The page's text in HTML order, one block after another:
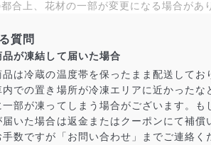
合上、花材の一部が変更になる場合があ
質問
品が凍結して届いた場合
品は冷蔵の温度帯を保ったまま配送してお
での置き場所が冷凍エリアに近かったな
一部が凍ってしまう場合がございます。も
届いた場合は返金またはクーポンにて補償
数ですが「お問い合わせ」までご連絡く